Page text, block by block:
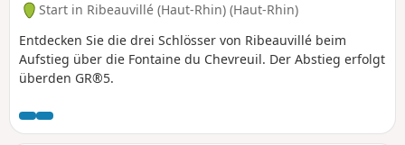
Start in Ribeauvillé (Haut-Rhin) (Haut-Rhin)
Entdecken Sie die drei Schlösser von Ribeauvillé beim
Aufstieg über die Fontaine du Chevreuil. Der Abstieg erfolgt
überden GR®5.